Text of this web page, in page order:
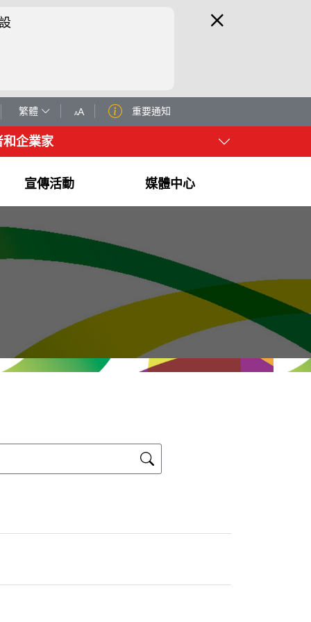
繁體 AA 重要通知
和企業家
宣傳活動 媒體中心